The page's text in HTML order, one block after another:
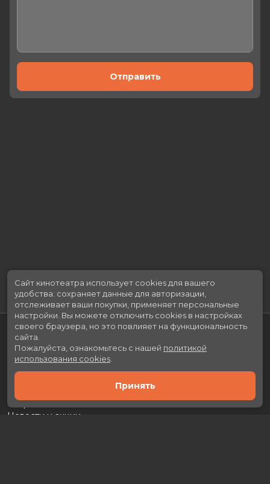
Отправить
Скоро в кино
Новости и акции
Сайт кинотеатра использует cookies для вашего
удобства: сохраняет данные для авторизации,
отслеживает ваши покупки, применяет персональные
настройки. Вы можете отключить cookies в настройках
своего браузера, но это повлияет на функциональность
сайта.
Пожалуйста, ознакомьтесь с нашей политикой
использования cookies
Принять